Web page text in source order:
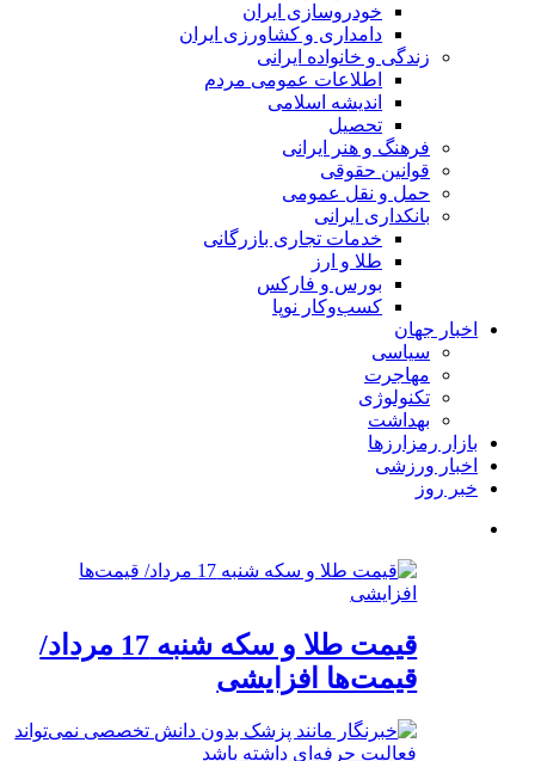
خودروسازی ایران
دامداری و کشاورزی ایران
زندگی و خانواده ایرانی
اطلاعات عمومی مردم
اندیشه اسلامی
تحصیل
فرهنگ و هنر ایرانی
قوانین حقوقی
حمل و نقل عمومی
بانکداری ایرانی
خدمات تجاری بازرگانی
طلا و ارز
بورس و فارکس
کسب‌وکار نوپا
اخبار جهان
سیاسی
مهاجرت
تکنولوژی
بهداشت
بازار رمزارزها
اخبار ورزشی
خبر روز
قیمت طلا و سکه شنبه 17 مرداد/
قیمت‌ها افزایشی